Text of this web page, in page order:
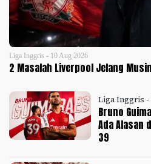
Liga Inggris - 10 Aug 2026
2 Masalah Liverpool Jelang
Liga Inggris -
Bruno
Ada Alasan
39